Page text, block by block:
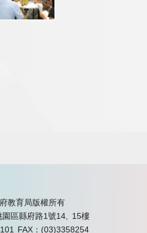
教育局版權所有
區縣府路1號14, 15樓
FAX：(03)3358254